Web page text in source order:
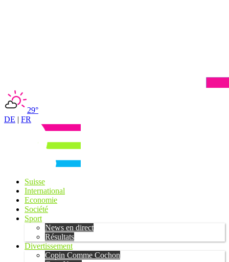
29°
DE | FR
Suisse
International
Economie
Société
Sport
News en direct
Résultats
Divertissement
Copin Comme Cochon